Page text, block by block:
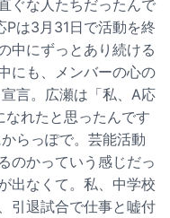
ぐな人たちだったんで
は3月31日で活動を終
中にずっとあり続ける
にも、メンバーの心の
言。広瀬は「私、A応
なれたと思ったんです
らっぽで。芸能活動
のかっていう感じだっ
出なくて。私、中学校
引退試合で仕事と嘘付